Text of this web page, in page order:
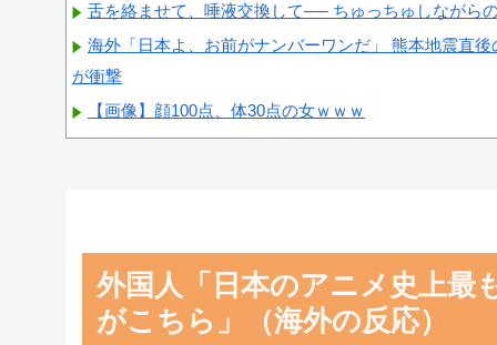
舌を絡ませて、唾液交換して── ちゅっちゅしながら
海外「日本よ、お前がナンバーワンだ」 熊本地震直
が衝撃
【画像】顔100点、体30点の女ｗｗｗ
外国人「日本のアニメ史上最
がこちら」（海外の反応）